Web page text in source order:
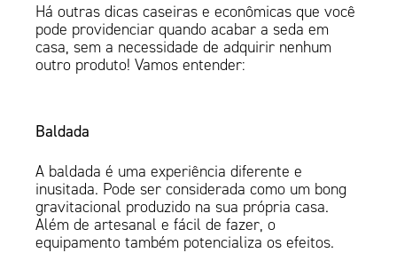
Há outras dicas caseiras e econômicas que você
pode providenciar quando acabar a seda em
casa, sem a necessidade de adquirir nenhum
outro produto! Vamos entender:
Baldada
A baldada é uma experiência diferente e
inusitada. Pode ser considerada como um bong
gravitacional produzido na sua própria casa.
Além de artesanal e fácil de fazer, o
equipamento também potencializa os efeitos.